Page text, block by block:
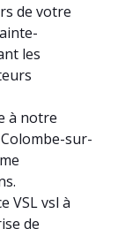
de votre
les
à notre
sur-
VSL vsl à
de